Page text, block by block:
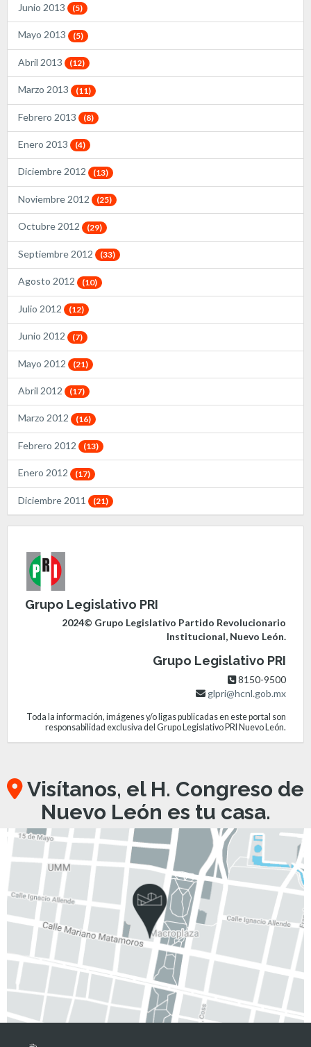
Junio 2013 (5)
Mayo 2013 (5)
Abril 2013 (12)
Marzo 2013 (11)
Febrero 2013 (8)
Enero 2013 (4)
Diciembre 2012 (13)
Noviembre 2012 (25)
Octubre 2012 (29)
Septiembre 2012 (33)
Agosto 2012 (10)
Julio 2012 (12)
Junio 2012 (7)
Mayo 2012 (21)
Abril 2012 (17)
Marzo 2012 (16)
Febrero 2012 (13)
Enero 2012 (17)
Diciembre 2011 (21)
Grupo Legislativo PRI
2024© Grupo Legislativo Partido Revolucionario
Institucional, Nuevo León.
Grupo Legislativo PRI
8150-9500
glpri@hcnl.gob.mx
Toda la información, imágenes y/o ligas publicadas en este portal son
responsabilidad exclusiva del Grupo Legislativo PRI Nuevo León.
Visítanos, el H. Congreso de
Nuevo León es tu casa.